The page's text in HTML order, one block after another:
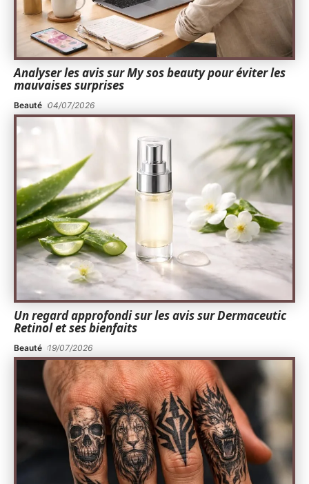
Analyser les avis sur My sos beauty pour éviter les
mauvaises surprises
Beauté 04/07/2026
Un regard approfondi sur les avis sur Dermaceutic
Retinol et ses bienfaits
Beauté 19/07/2026